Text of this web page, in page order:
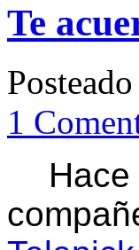
Te
1